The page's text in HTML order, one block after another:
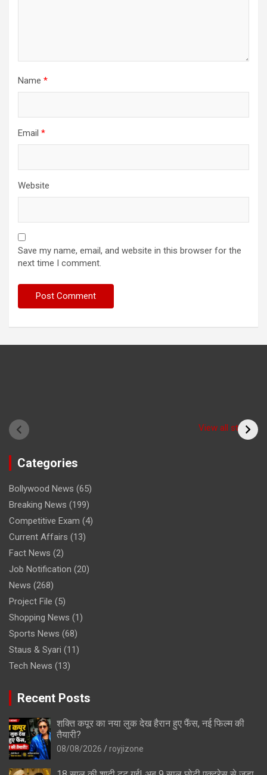
Name *
Email *
Website
Save my name, email, and website in this browser for the
next time I comment.
View all stories
sadhu form of the
cricketer? /क्या आपने
(Bitiya) बिटिया
Categories
Bollywood News (65)
Breaking News (199)
Competitive Exam (4)
Current Affairs (13)
Fact News (2)
Job Notification (20)
News (268)
Project File (5)
Shopping News (1)
Sports News (68)
Staus & Syari (11)
Tech News (13)
Recent Posts
शक्ति कपूर का नया लुक देख हैरान हुए फैंस, नई फिल्म की
तैयारी?
08/08/2026 royjizone